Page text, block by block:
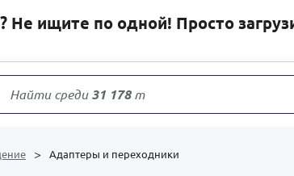
ищите по одной! Просто
Найти среди31 178товаров
Адаптеры и переходники